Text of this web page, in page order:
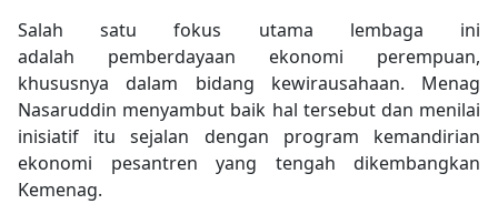
Salah satu fokus utama lembaga ini
adalah pemberdayaan ekonomi perempuan,
khususnya dalam bidang kewirausahaan. Menag
Nasaruddin menyambut baik hal tersebut dan menilai
inisiatif itu sejalan dengan program kemandirian
ekonomi pesantren yang tengah dikembangkan
Kemenag.